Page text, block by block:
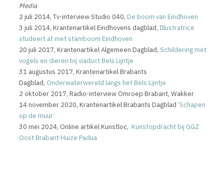
Media
2 juli 2014, Tv-interview Studio 040, De boom van Eindhoven
3 juli 2014, Krantenartikel Eindhovens dagblad,Illustratrice
studeert af met stamboom Eindhoven
20 juli 2017, Krantenartikel Algemeen Dagblad,Schildering met
vogels en dieren bij viaduct Bels Lijntje
31 augustus 2017, Krantenartikel Brabants
Dagblad, Onderwaterwereld langs het Bels Lijntje
2 oktober 2017, Radio-interview Omroep Brabant, Wakker
14 november 2020, Krantenartikel Brabants Dagblad ‘Schapen
op de muur’
30 mei 2024, Online artikel Kunstloc, Kunstopdracht bij GGZ
Oost Brabant Huize Padua